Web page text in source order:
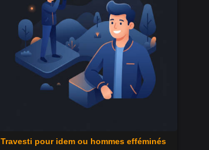
Travesti pour idem ou hommes efféminés